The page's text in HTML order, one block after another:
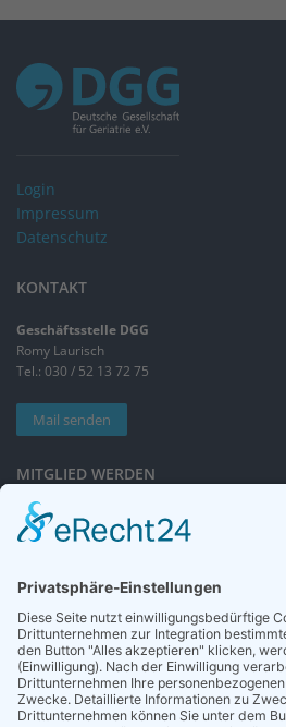
Login
Impressum
Datenschutz
KONTAKT
Geschäftsstelle DGG
Romy Laurisch
Tel.: 030 / 52 13 72 75
Mail senden
MITGLIED WERDEN
Sieben gute Gründe
für Ihre Mitgliedschaft
NEWSLETTER
Neuigkeiten rund um die Geriatrie und die
Postfach.